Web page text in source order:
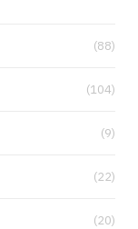
(88)
(104)
(9)
(22)
(20)